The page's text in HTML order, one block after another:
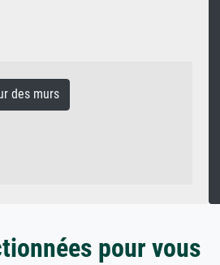
des murs
pour vous